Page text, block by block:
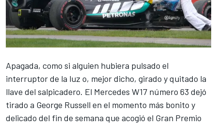
Apagada, como si alguien hubiera pulsado el
interruptor de la luz o, mejor dicho, girado y quitado la
llave del salpicadero. El Mercedes W17 número 63 dejó
tirado a George Russell en el momento más bonito y
delicado del fin de semana que acogió el Gran Premio